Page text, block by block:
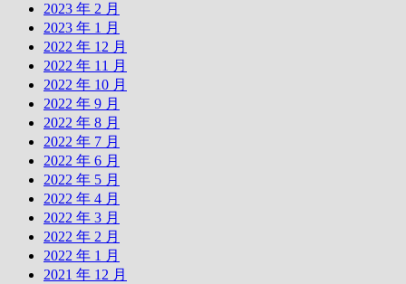
2023 年 2 月
2023 年 1 月
2022 年 12 月
2022 年 11 月
2022 年 10 月
2022 年 9 月
2022 年 8 月
2022 年 7 月
2022 年 6 月
2022 年 5 月
2022 年 4 月
2022 年 3 月
2022 年 2 月
2022 年 1 月
2021 年 12 月